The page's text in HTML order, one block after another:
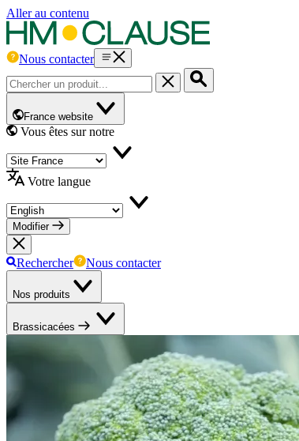
Aller au contenu
Nous contacter
France website
Vous êtes sur notre
Votre langue
Modifier
Rechercher Nous contacter
Nos produits
Brassicacées